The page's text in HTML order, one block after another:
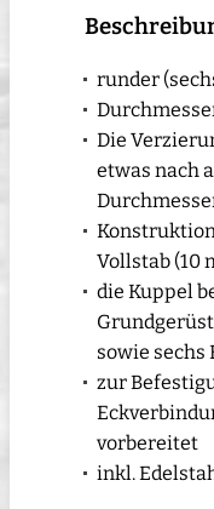
runder
Die
etwas nach
Vollstab (10
die Kuppel
sowie sechs
zur
vorbereitet
inkl.